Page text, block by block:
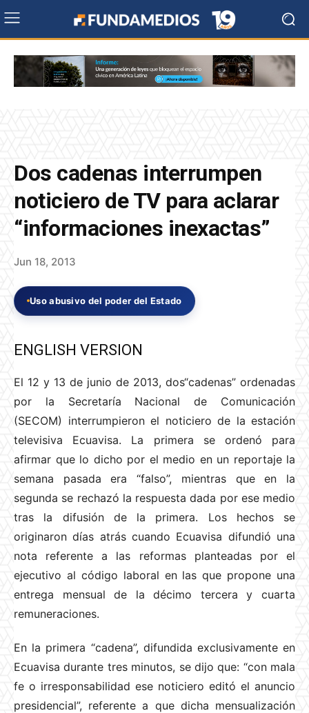
Dos cadenas interrumpen
noticiero de TV para aclarar
“informaciones inexactas”
Jun 18, 2013
Uso abusivo del poder del Estado
ENGLISH VERSION
El 12 y 13 de junio de 2013, dos“cadenas” ordenadas
por la Secretaría Nacional de Comunicación
(SECOM) interrumpieron el noticiero de la estación
televisiva Ecuavisa. La primera se ordenó para
afirmar que lo dicho por el medio en un reportaje la
semana pasada era “falso”, mientras que en la
segunda se rechazó la respuesta dada por ese medio
tras la difusión de la primera. Los hechos se
originaron días atrás cuando Ecuavisa difundió una
nota referente a las reformas planteadas por el
ejecutivo al código laboral en las que propone una
entrega mensual de la décimo tercera y cuarta
remuneraciones.
En la primera “cadena”, difundida exclusivamente en
Ecuavisa durante tres minutos, se dijo que: “con mala
fe o irresponsabilidad ese noticiero editó el anuncio
presidencial”, referente a que dicha mensualización